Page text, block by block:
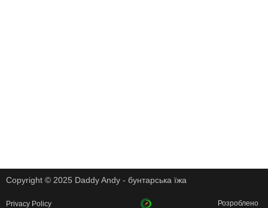
Copyright © 2025 Daddy Andy - бунтарська їжа
Privacy Policy Розроблено